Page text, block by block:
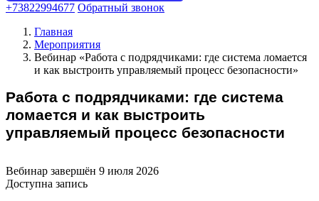
+73822994677 Обратный звонок
Главная
Мероприятия
Вебинар «Работа с подрядчиками: где система ломается
и как выстроить управляемый процесс безопасности»
Работа с подрядчиками: где система
ломается и как выстроить
управляемый процесс безопасности
Вебинар завершён 9 июля 2026
Доступна запись